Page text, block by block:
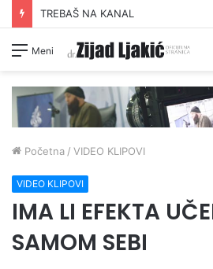
TREBAŠ NA KANAL
Meni
Početna / VIDEO KLIPOVI
VIDEO KLIPOVI
IMA LI EFEKTA
SAMOM SEBI